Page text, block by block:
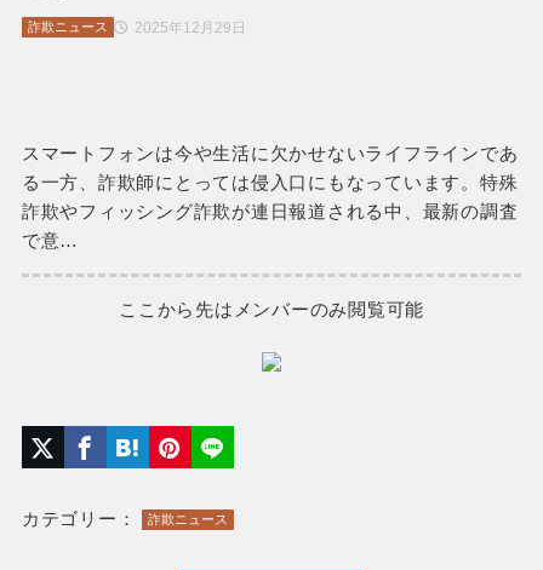
2025年12月29日
詐欺ニュース
スマートフォンは今や生活に欠かせないライフラインであ
る一方、詐欺師にとっては侵入口にもなっています。特殊
詐欺やフィッシング詐欺が連日報道される中、最新の調査
で意…
ここから先はメンバーのみ閲覧可能
カテゴリー： 詐欺ニュース